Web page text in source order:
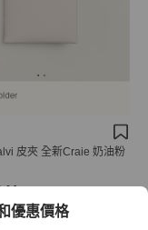
皮夾 全新Craie 奶油粉
優惠價格